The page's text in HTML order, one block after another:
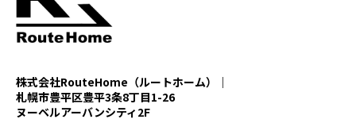
株式会社RouteHome（ルートホーム）｜
札幌市豊平区豊平3条8丁目1-26
ヌーベルアーバンシティ2F